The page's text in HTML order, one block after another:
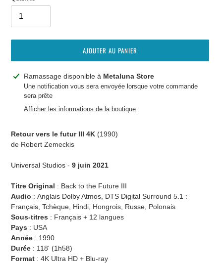
AJOUTER AU PANIER
Ajout
produit
Ramassage disponible à Metaluna Store
Une notification vous sera envoyée lorsque votre commande
sera prête
Afficher les informations de la boutique
Retour vers le futur III 4K (1990)
de Robert Zemeckis
Universal Studios - 9 juin 2021
Titre Original : Back to the Future III
Audio : Anglais Dolby Atmos, DTS Digital Surround 5.1 :
Français, Tchèque, Hindi, Hongrois, Russe, Polonais
Sous-titres : Français + 12 langues
Pays : USA
Année : 1990
Durée : 118' (1h58)
Format : 4K Ultra HD + Blu-ray